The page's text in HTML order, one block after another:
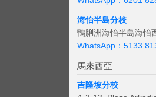
海怡半島分校
鴨脷洲海怡半島海怡
WhatsApp：5133
馬來西亞
吉隆坡分校